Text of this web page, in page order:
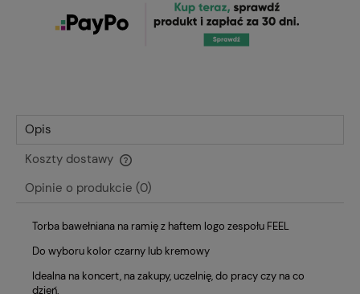
Opis
Koszty dostawy
Cena nie zawiera ewentualnych kosztów płatności
Opinie o produkcie (0)
Torba bawełniana na ramię z haftem logo zespołu FEEL
Do wyboru kolor czarny lub kremowy
Idealna na koncert, na zakupy, uczelnię, do pracy czy na co
dzień.